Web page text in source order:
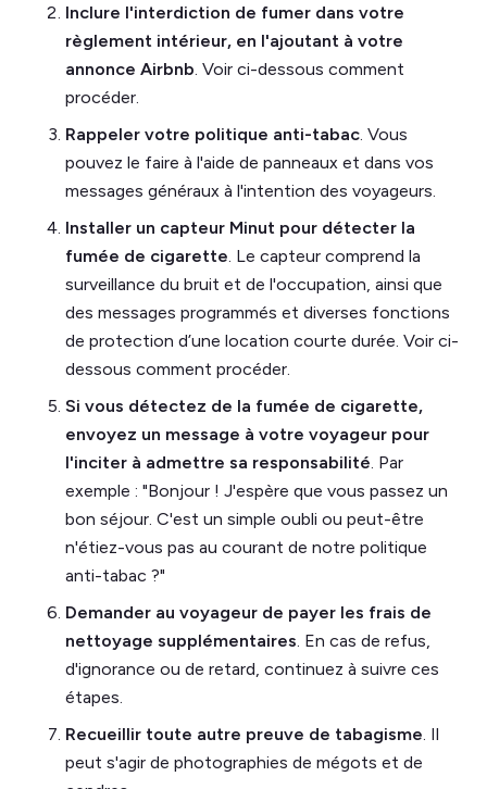
Inclure l'interdiction de fumer dans votre
règlement intérieur, en l'ajoutant à votre
annonce Airbnb. Voir ci-dessous comment
procéder.
Rappeler votre politique anti-tabac. Vous
pouvez le faire à l'aide de panneaux et dans vos
messages généraux à l'intention des voyageurs.
Installer un capteur Minut pour détecter la
fumée de cigarette. Le capteur comprend la
surveillance du bruit et de l'occupation, ainsi que
des messages programmés et diverses fonctions
de protection d’une location courte durée. Voir ci-
dessous comment procéder.
Si vous détectez de la fumée de cigarette,
envoyez un message à votre voyageur pour
l'inciter à admettre sa responsabilité. Par
exemple : "Bonjour ! J'espère que vous passez un
bon séjour. C'est un simple oubli ou peut-être
n'étiez-vous pas au courant de notre politique
anti-tabac ?"
Demander au voyageur de payer les frais de
nettoyage supplémentaires. En cas de refus,
d'ignorance ou de retard, continuez à suivre ces
étapes.
Recueillir toute autre preuve de tabagisme. Il
peut s'agir de photographies de mégots et de